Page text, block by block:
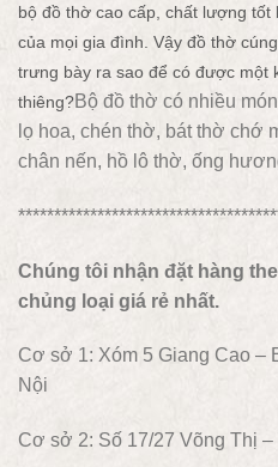
bộ đồ thờ cao cấp, chất lượng
của mọi gia đình. Vậy đồ thờ
trưng bày ra sao để có được một
thiêng?Bộ đồ thờ có nhiều
lọ hoa, chén thờ, bát thờ chớ
chân nến, hồ lô thờ, ống
Chúng tôi nhận đặt hàng
chủng loại giá rẻ nhất.
Cơ sở 1: Xóm 5 Giang Cao –
Nội
Cơ sở 2: Số 17/27 Võng Thị